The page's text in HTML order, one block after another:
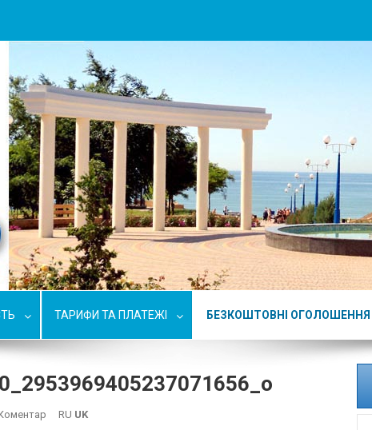
ТАРИФИ ТА ПЛАТЕЖІ БЕЗКОШТОВНІ ОГОЛОШЕННЯ
RU UK